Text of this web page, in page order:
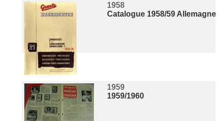
1958
Catalogue 1958/59 Allemagne
1959
1959/1960